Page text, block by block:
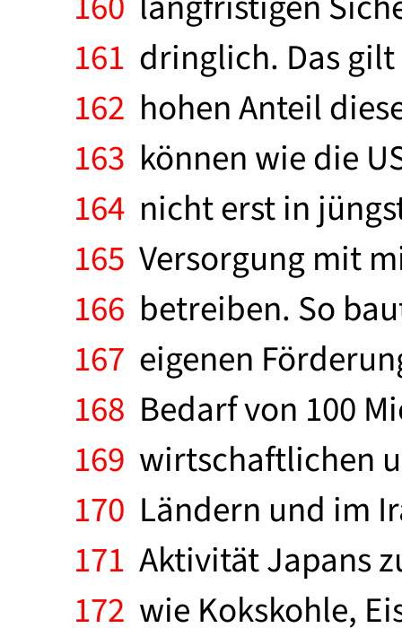
161 dringlich. Das
162 hohen Anteil
163 können wie die
164 nicht erst in
165 Versorgung mit
166 betreiben. So
167 eigenen
168 Bedarf von 100
169 wirtschaftlichen
170 Ländern und im
171 Aktivität Japans
172 wie Kokskohle,